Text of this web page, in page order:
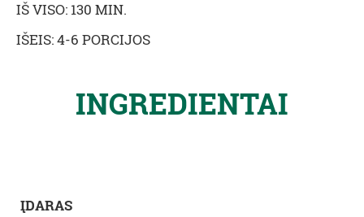
IŠ VISO: 130 MIN.
IŠEIS: 4-6 PORCIJOS
INGREDIENTAI
ĮDARAS